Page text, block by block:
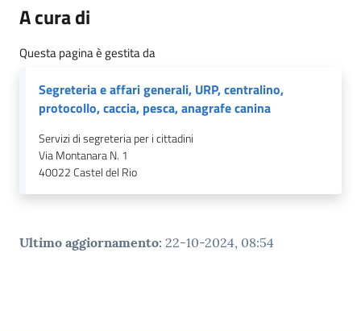
A cura di
Questa pagina è gestita da
Segreteria e affari generali, URP, centralino,
protocollo, caccia, pesca, anagrafe canina
Servizi di segreteria per i cittadini
Via Montanara N. 1
40022Castel del Rio
Ultimo aggiornamento: 22-10-2024, 08:54